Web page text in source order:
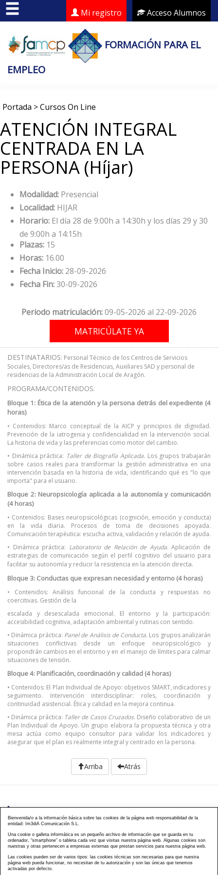
Acceso Alumnos
Mi registro
FORMACIÓN PARA EL
EMPLEO
Portada >Cursos On Line
ATENCIÓN INTEGRAL
CENTRADA EN LA
PERSONA (Híjar)
Modalidad: Presencial
Localidad: HIJAR
Horario: El día 28 de 9:00h a 14:30h y los días 29 y 30
de 9:00h a 14:15h
Plazas: 15
Horas: 16.00
Fecha Inicio: 28-09-2026
Fecha Fin:30-09-2026
Periodo matriculación:09-05-2026 al 22-09-2026
DESTINATARIOS: Personal Técnico de los Centros de Servicios
Sociales, Directores/as de Residencias, Auxiliares SAD y personal de
residencias de la Administración Local de Aragón.
PROGRAMA/CONTENIDOS:
Bloque 1: Ética de la atención y la persona detrás del expediente (4
horas)
• Contenidos: Marco conceptual de la AICP y principios de dignidad.
Prevención de la iatrogenia y confidencialidad en la intervención social.
La historia de vida y las preferencias como motor del cambio.
• Dinámica práctica: Taller de Biografía Aplicada. Los grupos trabajarán
sobre casos reales para transformar la gestión administrativa en una
intervención basada en la historia de vida, identificando qué es "lo que
importa" para el usuario.
Bloque 2: Neuropsicología aplicada a la autonomía y comunicación
(4 horas)
• Contenidos: Bases neuropsicológicas (cognición, emoción y conducta)
en la vida diaria. Procesos de toma de decisiones apoyada.
Comunicación terapéutica: escucha activa, validación y relación de ayuda.
• Dinámica práctica: Laboratorio de Relación de Ayuda. Aplicación de
estrategias de comunicación según el perfil cognitivo del usuario para
facilitar su autonomía y reducir la resistencia en la atención directa.
Bloque 3: Conductas que expresan necesidad y entorno (4 horas)
• Contenidos: Análisis funcional de la conducta y respuestas no
coercitivas. Gestión de la
escalada y desescalada emocional. El entorno y la participación:
accesibilidad cognitiva, adaptación ambiental y rutinas con sentido.
• Dinámica práctica: Panel de Análisis de Conducta. Los grupos analizarán
situaciones conflictivas desde un enfoque neuropsicológico y
propondrán cambios en el entorno y en el manejo de límites para calmar
situaciones de tensión.
Bloque 4: Planificación, coordinación y calidad (4 horas)
• Contenidos: El Plan Individual de Apoyo: objetivos SMART, indicadores y
seguimiento. Intervención interdisciplinar: roles, coordinación y
continuidad asistencial. Ética y calidad en la mejora continua.
• Dinámica práctica: Taller de Casos Cruzados. Diseño colaborativo de un
Plan Individual de Apoyo. Un grupo elabora la propuesta técnica y otra
mesa actúa como equipo consultor para validar los indicadores y
asegurar que el plan es realmente integral y centrado en la persona.
Arriba Atrás
976 203 103
Calle Mayor, 40, CP 50001 - Zaragoza
cursos@famcp.org
Plan de Formación|Cursos On Line|Cursos
Presenciales
Bienvenida/o a la información básica sobre las cookies de la página web responsabilidad de la
entidad: Im3diA Comunicación S.L.
Una cookie o galleta informática es un pequeño archivo de información que se guarda en tu
ordenador, “smartphone” o tableta cada vez que visitas nuestra página web. Algunas cookies son
nuestras y otras pertenecen a empresas externas que prestan servicios para nuestra página web.
Las cookies pueden ser de varios tipos: las cookies técnicas son necesarias para que nuestra
página web pueda funcionar, no necesitan de tu autorización y son las únicas que tenemos
activadas por defecto.